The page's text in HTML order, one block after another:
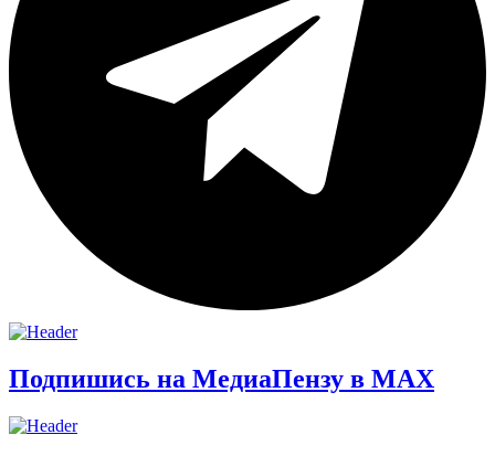
Подпишись на МедиаПензу в МАХ